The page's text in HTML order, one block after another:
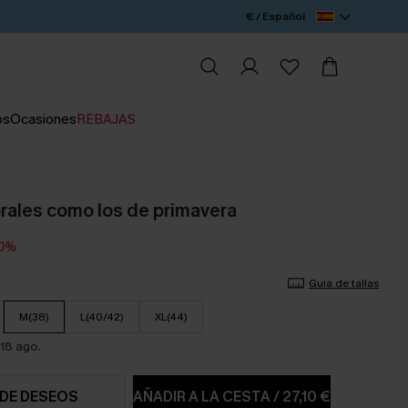
€ / Español
OcasionesREBAJAS
como los de primavera
Guía de tallas
M(38) L(40/42) XL(44)
ago.
AÑADIR A LA CESTA/27,10 €
DESEOS